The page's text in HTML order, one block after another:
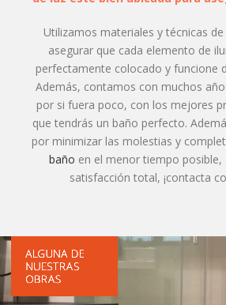
Utilizamos materiales y técnicas
asegurar que cada elemento de
perfectamente colocado y funcione
Además, contamos con muchos
por si fuera poco, con los mejores
que tendrás un baño perfecto.
por minimizar las molestias y
baño en el menor tiempo
satisfacción total, ¡contacta